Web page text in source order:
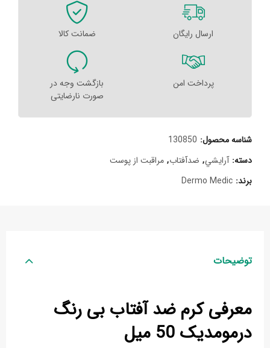
ارسال رایگان ضمانت کالا
پرداخت امن
بازگشت وجه در
صورت نارضایتی
شناسه محصول: 130850
دسته: آرايشي, ضدآفتاب, مراقبت از پوست
برند: Dermo Medic
توضیحات
معرفی کرم ضد آفتاب بی رنگ
درمومدیک 50 میل